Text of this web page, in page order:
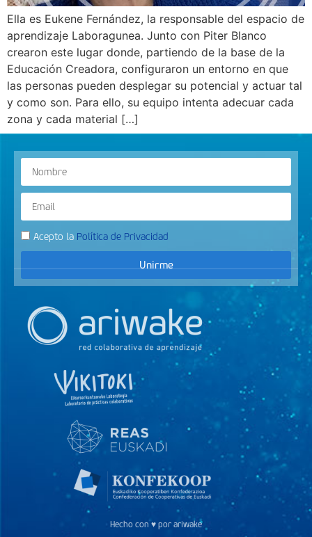
Ella es Eukene Fernández, la responsable del espacio de
aprendizaje Laboragunea. Junto con Piter Blanco
crearon este lugar donde, partiendo de la base de la
Educación Creadora, configuraron un entorno en que
las personas pueden desplegar su potencial y actuar tal
y como son. Para ello, su equipo intenta adecuar cada
zona y cada material […]
Acepto la Política de Privacidad
Unirme
Hecho con ♥ por ariwake